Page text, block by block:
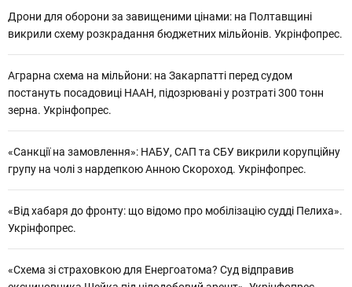
Дрони для оборони за завищеними цінами: на Полтавщині
викрили схему розкрадання бюджетних мільйонів. Укрінфопрес.
Аграрна схема на мільйони: на Закарпатті перед судом
постануть посадовиці НААН, підозрювані у розтраті 300 тонн
зерна. Укрінфопрес.
«Санкції на замовлення»: НАБУ, САП та СБУ викрили корупційну
групу на чолі з нардепкою Анною Скороход. Укрінфопрес.
«Від хабаря до фронту: що відомо про мобілізацію судді Пелиха».
Укрінфопрес.
«Схема зі страховкою для Енергоатома? Суд відправив